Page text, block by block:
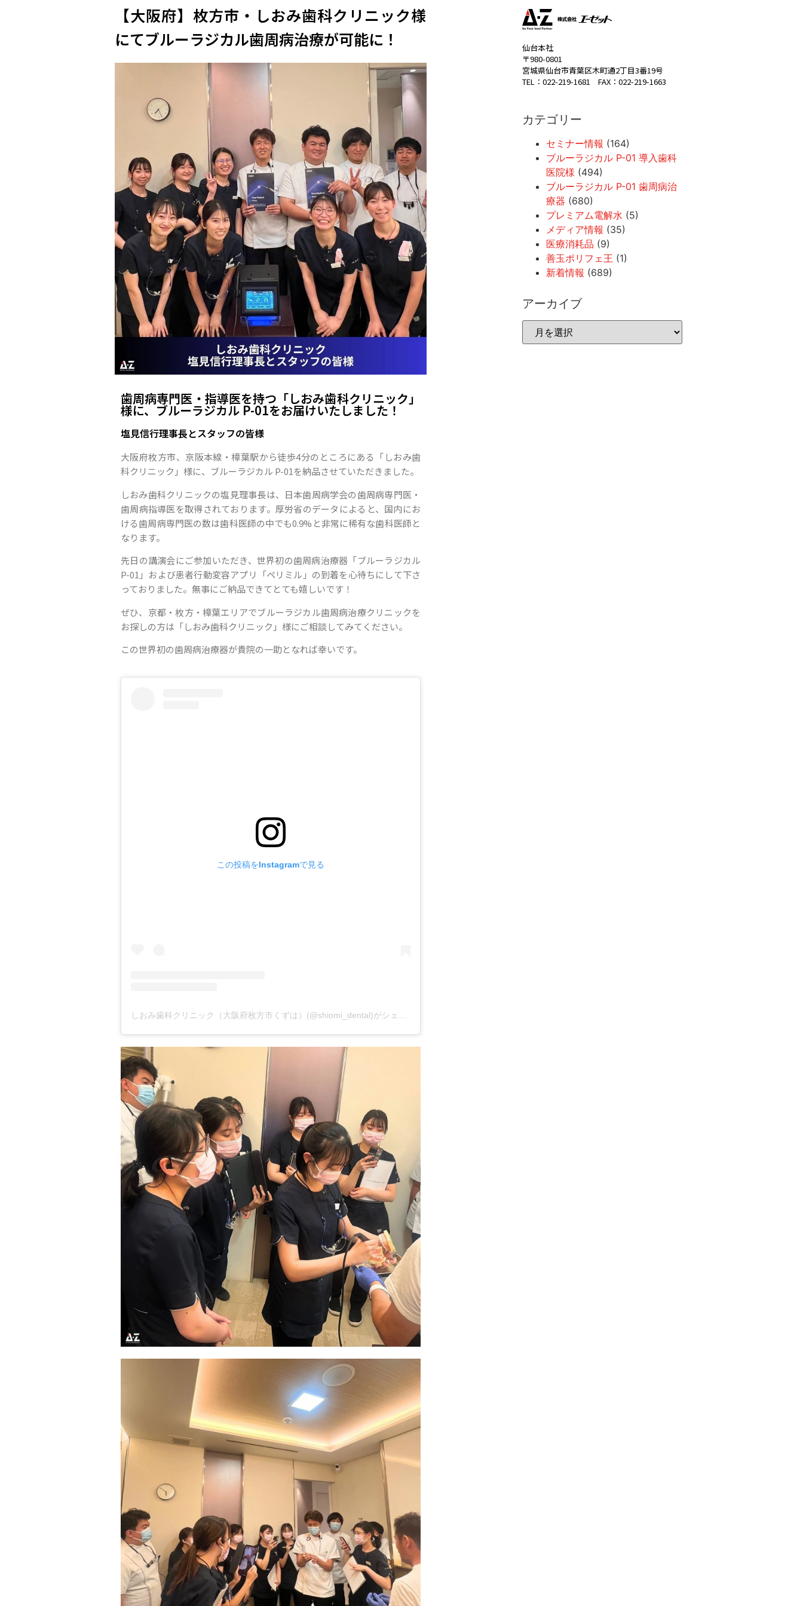
【大阪府】枚方市・しおみ歯科クリニック様​
にてブルーラジカル歯周病治療が可能に！
歯周病専門医・指導医を持つ「しおみ歯科クリニック」
様に、ブルーラジカル P-01をお届けいたしました！
塩見信行理事長とスタッフの皆様
大阪府枚方市、京阪本線・樟葉駅から徒歩4分のところにある「しおみ歯
科クリニック」様に、ブルーラジカル P-01を納品させていただきました。
しおみ歯科クリニックの塩見理事長は、日本歯周病学会の歯周病専門医・
歯周病指導医を取得されております。厚労省のデータによると、国内にお
ける歯周病専門医の数は歯科医師の中でも0.9%と非常に稀有な歯科医師と
なります。
先日の講演会にご参加いただき、世界初の歯周病治療器「ブルーラジカル
P-01」および患者行動変容アプリ「ペリミル」の到着を心待ちにして下さ
っておりました。無事にご納品できてとても嬉しいです！
ぜひ、京都・枚方・樟葉エリアでブルーラジカル歯周病治療クリニックを
お探しの方は「しおみ歯科クリニック」様にご相談してみてください。
この世界初の歯周病治療器が貴院の一助となれば幸いです。
この投稿をInstagramで見る
仙台本社
〒980-0801
宮城県仙台市青葉区木町通2丁目3番19号
TEL：022-219-1681 FAX：022-219-1663
カテゴリー
セミナー情報 (164)
ブルーラジカル P-01 導入歯科
医院様 (494)
ブルーラジカル P-01 歯周病治
療器 (680)
プレミアム電解水 (5)
メディア情報 (35)
医療消耗品 (9)
善玉ポリフェ王 (1)
新着情報 (689)
アーカイブ